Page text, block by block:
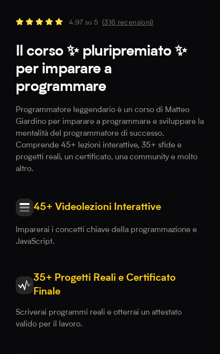
4.97 su 5 (316 recensioni)
Il corso ✨ pluripremiato ✨
per imparare a
programmare
Programmatore leggendario è un corso di Matteo
Giardino per imparare a programmare e sviluppare la
mentalità del programmatore di successo.
Comprende 45+ lezioni interattive, 35+ sfide e
progetti reali, un certificato, una community e molto
altro.
45+ Videolezioni Interattive
Imparerai i concetti chiave della programmazione e
JavaScript.
35+ Progetti Reali e Certificato
Finale
Scriverai programmi reali e otterrai un attestato
valido per il lavoro.